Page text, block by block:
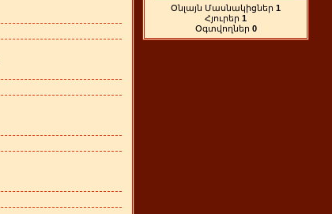
Օնլայն Մասնակիցներ 1
Հյուրեր 1
Օգտվողներ 0